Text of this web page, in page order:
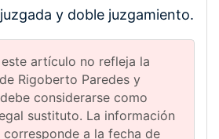
y doble juzgamiento.
artículo no refleja la
Rigoberto Paredes y
considerarse como
sustituto. La información
corresponde a la fecha de